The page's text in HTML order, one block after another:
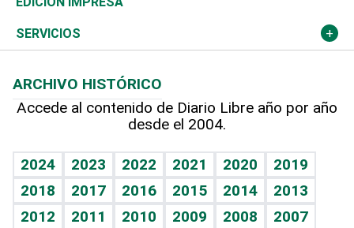
Resto del mundo
Economía personal
Podcast Arte Libre
Hablando con el pediatra
Vida y familia
Eñe
Celebrando la vida
Más deportes
Línea de hit
TBT Deportivo
Noticiero Poteleche
Lecturas
Cambio climático
Opinión
Hecho en casa
Guía del dinero
SERVICIOS
Cumpleaños
Horóscopos
Juegos
ARCHIVO HISTÓRICO
Accede al contenido de Diario Libre año por año
desde el 2004.
2024 2023 2022 2021 2020
2019
2018
2017 2016 2015 2014
2013
2012
2011 2010 2009 2008
2007